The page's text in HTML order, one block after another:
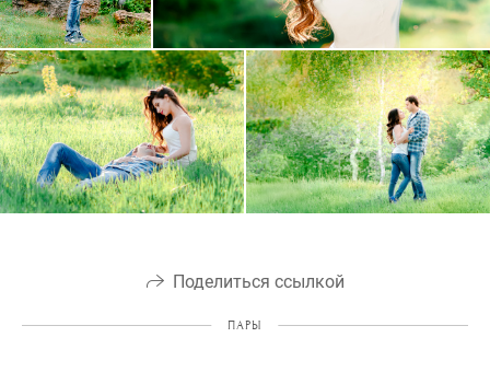
Поделиться ссылкой
ПАРЫ